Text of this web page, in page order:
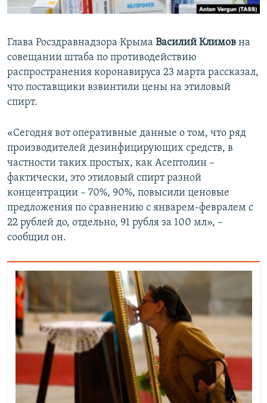
ELIFBE
Все сайты RFE/RL
Глава Росздравнадзора Крыма Василий Климов на
совещании штаба по противодействию
распространения коронавируса 23 марта рассказал,
что поставщики взвинтили цены на этиловый
спирт.
«Сегодня вот оперативные данные о том, что ряд
производителей дезинфицирующих средств, в
частности таких простых, как Асептолин –
фактически, это этиловый спирт разной
концентрации – 70%, 90%, повысили ценовые
предложения по сравнению с январем-февралем с
22 рублей до, отдельно, 91 рубля за 100 мл», –
сообщил он.